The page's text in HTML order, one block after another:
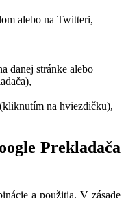
alebo na Twitteri,
danej stránke alebo
na hviezdičku),
Prekladača
a použitia. V zásade